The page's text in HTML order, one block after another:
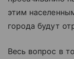
этим
города будут
Весь вопрос в